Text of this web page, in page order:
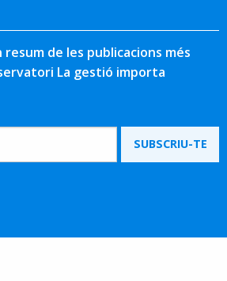
resum de les publicacions més
La gestió importa